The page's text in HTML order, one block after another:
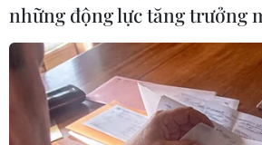
kiến trúc và lập các bến
làm gia tăng tải trọng trên
áp lực, gâyhiện tượng nén
bờ ra mái bờ, làm mất ổn
đến nguy cơ sạt lở. Ngoài ra,
doanh khai thác cát
những động lực tăng trưởng